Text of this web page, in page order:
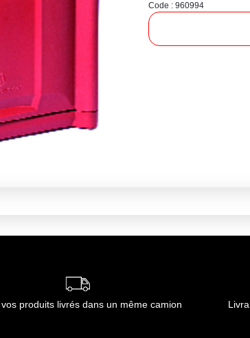
Code : 960994
vos produits livrés dans un même camion